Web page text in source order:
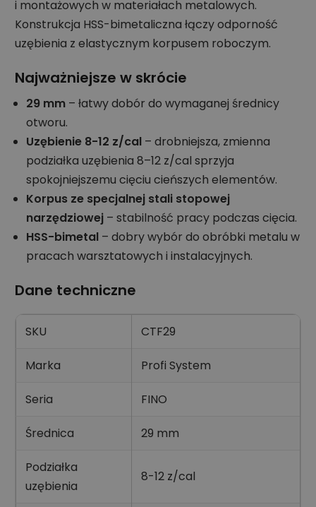
i montażowych w materiałach metalowych.
Konstrukcja HSS-bimetaliczna łączy odporność
uzębienia z elastycznym korpusem roboczym.
Najważniejsze w skrócie
29 mm – łatwy dobór do wymaganej średnicy
otworu.
Uzębienie 8-12 z/cal – drobniejsza, zmienna
podziałka uzębienia 8–12 z/cal sprzyja
spokojniejszemu cięciu cieńszych elementów.
Korpus ze specjalnej stali stopowej
narzędziowej – stabilność pracy podczas cięcia.
HSS-bimetal – dobry wybór do obróbki metalu w
pracach warsztatowych i instalacyjnych.
Dane techniczne
SKU CTF29
Marka Profi System
Seria FINO
Średnica 29 mm
Podziałka
uzębienia
8-12 z/cal